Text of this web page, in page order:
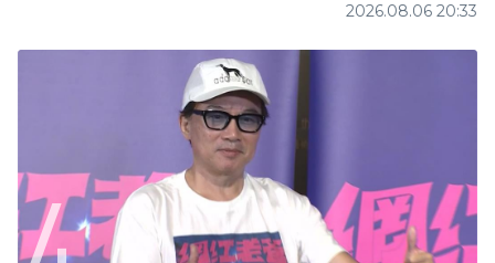
2026.08.06 20:33